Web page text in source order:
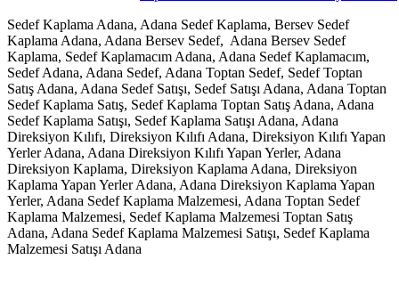
Sedef Kaplama Adana, Adana Sedef Kaplama, Bersev Sedef
Kaplama Adana, Adana Bersev Sedef, Adana Bersev Sedef
Kaplama, Sedef Kaplamacım Adana, Adana Sedef Kaplamacım,
Sedef Adana, Adana Sedef, Adana Toptan Sedef, Sedef Toptan
Satış Adana, Adana Sedef Satışı, Sedef Satışı Adana, Adana Toptan
Sedef Kaplama Satış, Sedef Kaplama Toptan Satış Adana, Adana
Sedef Kaplama Satışı, Sedef Kaplama Satışı Adana, Adana
Direksiyon Kılıfı, Direksiyon Kılıfı Adana, Direksiyon Kılıfı Yapan
Yerler Adana, Adana Direksiyon Kılıfı Yapan Yerler, Adana
Direksiyon Kaplama, Direksiyon Kaplama Adana, Direksiyon
Kaplama Yapan Yerler Adana, Adana Direksiyon Kaplama Yapan
Yerler, Adana Sedef Kaplama Malzemesi, Adana Toptan Sedef
Kaplama Malzemesi, Sedef Kaplama Malzemesi Toptan Satış
Adana, Adana Sedef Kaplama Malzemesi Satışı, Sedef Kaplama
Malzemesi Satışı Adana